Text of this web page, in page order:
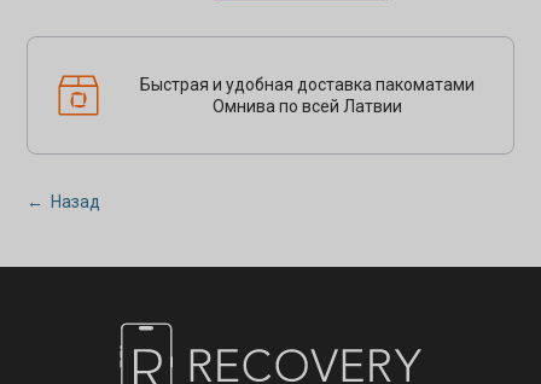
Быстрая и удобная доставка пакоматами
Омнива по всей Латвии
← Назад